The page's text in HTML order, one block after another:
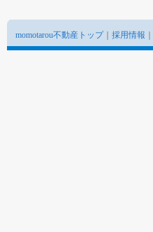
momotarou不動産トップ｜ 採用情報